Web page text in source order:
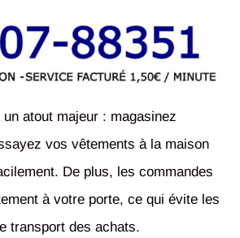
atout majeur : magasinez
vos vêtements à la maison
De plus, les commandes
à votre porte, ce qui évite les
transport des achats.